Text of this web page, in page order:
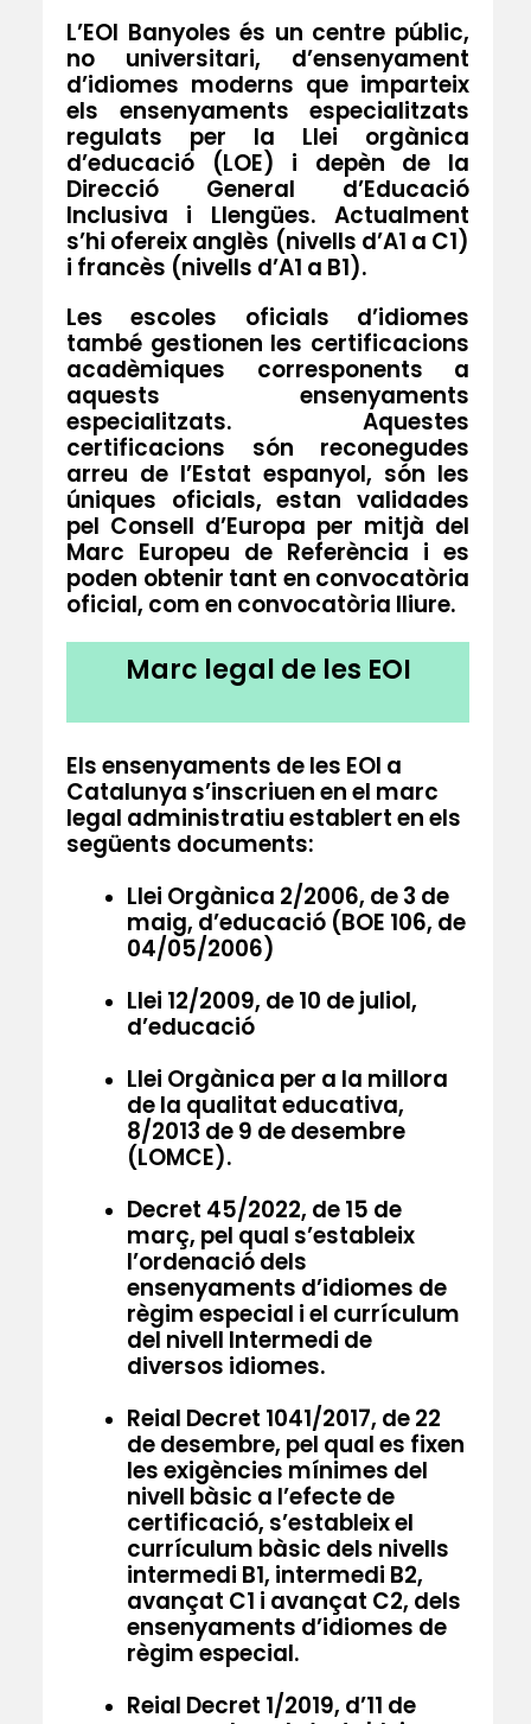
L’EOI Banyoles és un centre públic,
no universitari, d’ensenyament
d’idiomes moderns que imparteix
els ensenyaments especialitzats
regulats per la Llei orgànica
d’educació (LOE) i depèn de la
Direcció General d’Educació
Inclusiva i Llengües. Actualment
s’hi ofereix anglès (nivells d’A1 a C1)
i francès (nivells d’A1 a B1).
Les escoles oficials d’idiomes
també gestionen les certificacions
acadèmiques corresponents a
aquests ensenyaments
especialitzats. Aquestes
certificacions són reconegudes
arreu de l’Estat espanyol, són les
úniques oficials, estan validades
pel Consell d’Europa per mitjà del
Marc Europeu de Referència i es
poden obtenir tant en convocatòria
oficial, com en convocatòria lliure.
Marc legal de les EOI
Els ensenyaments de les EOI a
Catalunya s’inscriuen en el marc
legal administratiu establert en els
següents documents:
Llei Orgànica 2/2006, de 3 de
maig, d’educació (BOE 106, de
04/05/2006)
Llei 12/2009, de 10 de juliol,
d’educació
Llei Orgànica per a la millora
de la qualitat educativa,
8/2013 de 9 de desembre
(LOMCE).
Decret 45/2022, de 15 de
març, pel qual s’estableix
l’ordenació dels
ensenyaments d’idiomes de
règim especial i el currículum
del nivell Intermedi de
diversos idiomes.
Reial Decret 1041/2017, de 22
de desembre, pel qual es fixen
les exigències mínimes del
nivell bàsic a l’efecte de
certificació, s’estableix el
currículum bàsic dels nivells
intermedi B1, intermedi B2,
avançat C1 i avançat C2, dels
ensenyaments d’idiomes de
règim especial.
Reial Decret 1/2019, d’11 de